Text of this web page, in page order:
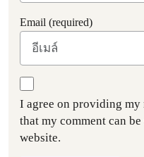
Email (required)
I agree on providing my
that my comment can
website.